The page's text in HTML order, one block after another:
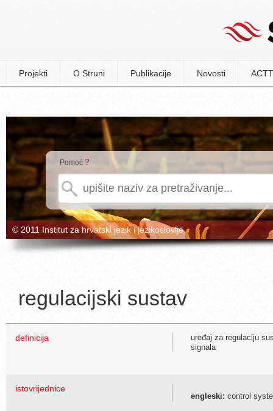
Projekti O Struni Publikacije Novosti
Pomoć ?
© 2011 Institut za hrvatski jezik i jezikoslovlje
regulacijski sustav
definicija
uređaj za regulaciju
signala
istovrijednice
engleski: control